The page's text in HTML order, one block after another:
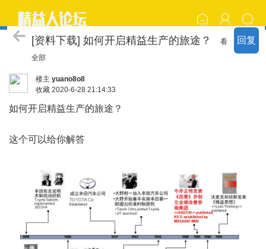
回复
丰田套路 KATA
[资料下载] 如何开启精益生产的旅途？
看
全部
楼主 yuano8o8
收藏 2020-6-28 21:14:33
如何开启精益生产的旅途？
这个可以给你解答